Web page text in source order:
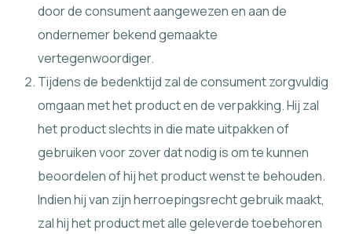
door de consument aangewezen en aan de
ondernemer bekend gemaakte
vertegenwoordiger.
Tijdens de bedenktijd zal de consument zorgvuldig
omgaan met het product en de verpakking. Hij zal
het product slechts in die mate uitpakken of
gebruiken voor zover dat nodig is om te kunnen
beoordelen of hij het product wenst te behouden.
Indien hij van zijn herroepingsrecht gebruik maakt,
zal hij het product met alle geleverde toebehoren